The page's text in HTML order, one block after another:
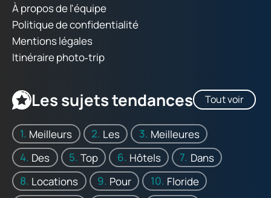
À propos de l'équipe
Politique de confidentialité
Mentions légales
Itinéraire photo‑trip
Les sujets tendances Tout voir
Meilleurs Les
Meilleures
Des
Top Hôtels
Dans
Locations
Pour
Floride